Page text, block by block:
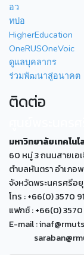
อว
ทปอ
HigherEducation
OneRUSOneVoic
ดูแลบุคลากร
ร่วมพัฒนาสู่อนาคต
ติดต่อ
มหาวิทยาลัยเทคโ
60 หมู่ 3 ถนนสายเอ
ตำบลหันตรา อำเภอ
จังหวัดพระนครศรีอ
โทร : +66(0) 3570
แฟกซ์ : +66(0)
E-mail :